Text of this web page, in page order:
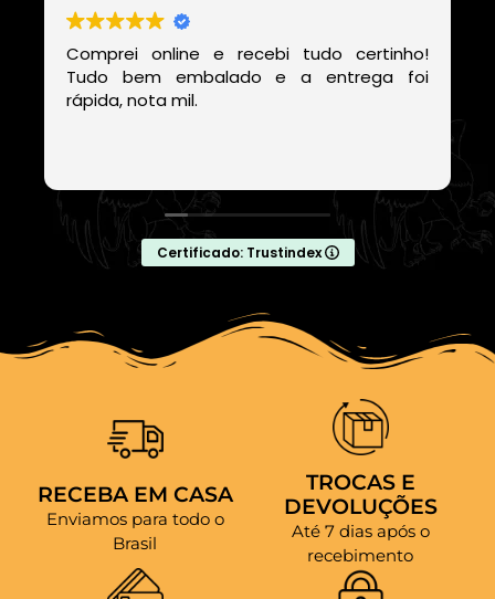
Comprei online e recebi tudo certinho!
Tudo bem embalado e a entrega foi
rápida, nota mil.
Certificado: Trustindex
RECEBA EM CASA
Enviamos para todo o
Brasil
TROCAS E
DEVOLUÇÕES
Até 7 dias após o
recebimento